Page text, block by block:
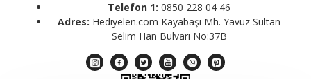
Telefon 1: 0850 228 04 46
Adres: Hediyelen.com Kayabaşı Mh. Yavuz Sultan
Selim Han Bulvarı No:37B